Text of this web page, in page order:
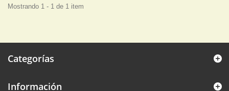
Mostrando 1 - 1 de 1 item
Categorías
Información